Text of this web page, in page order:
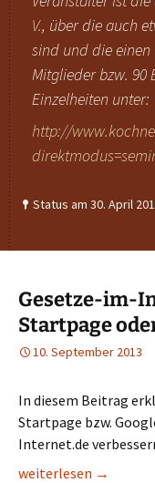
V., über die auch
sind und die einen
Mitglieder bzw. 90
Einzelheiten unter:
http://
Status am 30. April
Gesetze-im-
Startpage
10. September 2013
In diesem Beitrag
Startpage bzw.
Internet.de
Gesetze-im-
weiterlesen →